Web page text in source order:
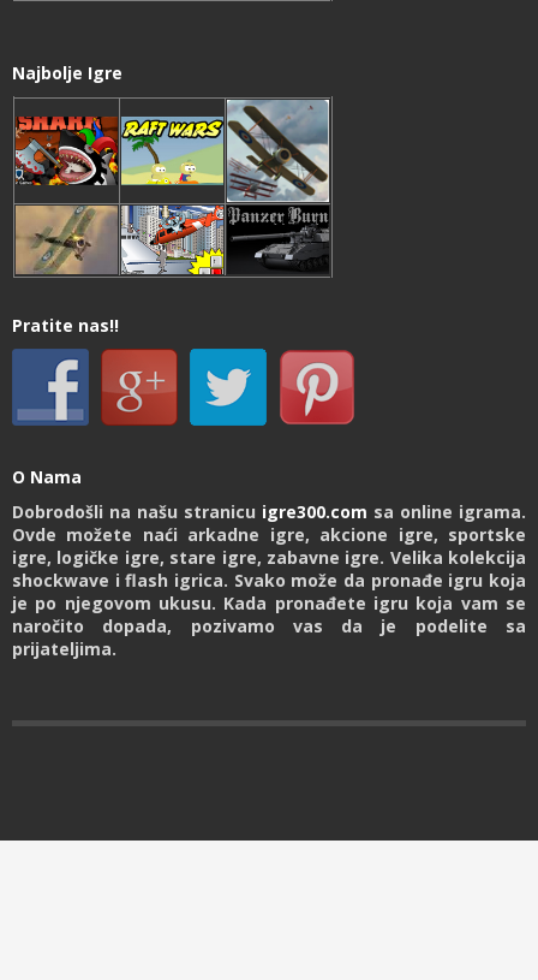
Najbolje Igre
Pratite nas!!
O Nama
Dobrodošli na našu stranicu igre300.com sa online igrama.
Ovde možete naći arkadne igre, akcione igre, sportske
igre, logičke igre, stare igre, zabavne igre. Velika kolekcija
shockwave i flash igrica. Svako može da pronađe igru koja
je po njegovom ukusu. Kada pronađete igru koja vam se
naročito dopada, pozivamo vas da je podelite sa
prijateljima.